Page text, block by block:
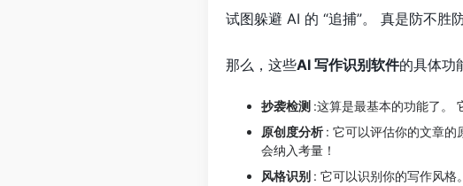
试图躲避 AI 的 “追捕”。 真是防不胜防
那么，这些AI 写作识别软件的具体功
抄袭检测 :这算是最基本的功能了。
原创度分析: 它可以评估你的文章的
会纳入考量！
风格识别 : 它可以识别你的写作风